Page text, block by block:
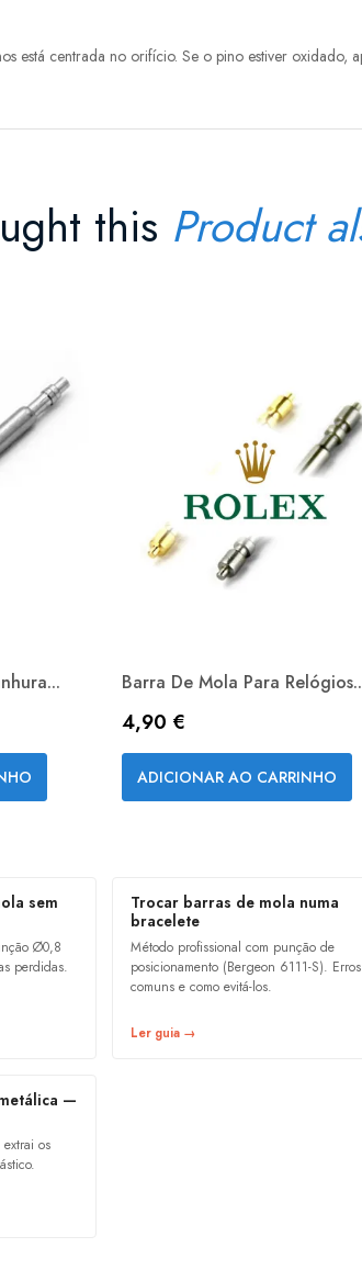
está centrada no orifício. Se o pino estiver
this Product
Barra De Mola Para
Preço
4,90 €
ADICIONAR AO CARRINHO
sem
Ø0,8
perdidas.
Trocar barras de mola numa
bracelete
Método profissional com punção de
posicionamento (Bergeon 6111-S). Erros
comuns e como evitá-los.
Ler guia →
—
os